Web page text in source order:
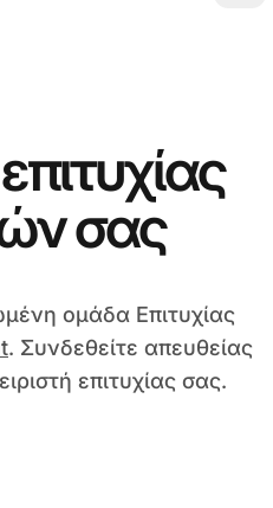
σας
ομάδα Επιτυχίας
. Συνδεθείτε απευθείας
επιτυχίας σας.